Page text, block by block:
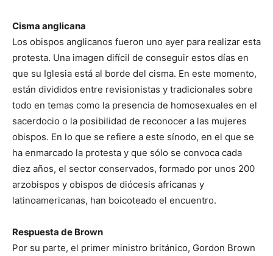
Cisma anglicana
Los obispos anglicanos fueron uno ayer para realizar esta
protesta. Una imagen difícil de conseguir estos días en
que su Iglesia está al borde del cisma. En este momento,
están divididos entre revisionistas y tradicionales sobre
todo en temas como la presencia de homosexuales en el
sacerdocio o la posibilidad de reconocer a las mujeres
obispos. En lo que se refiere a este sínodo, en el que se
ha enmarcado la protesta y que sólo se convoca cada
diez años, el sector conservados, formado por unos 200
arzobispos y obispos de diócesis africanas y
latinoamericanas, han boicoteado el encuentro.
Respuesta de Brown
Por su parte, el primer ministro británico, Gordon Brown